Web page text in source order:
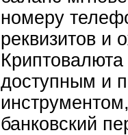
номеру
реквизитов и
доступным и
банковский